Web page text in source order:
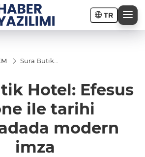
TR
Sura Butik
Stone ile
tarihi
modern
imza
Hotel: Efesus
ile tarihi
modern
imza